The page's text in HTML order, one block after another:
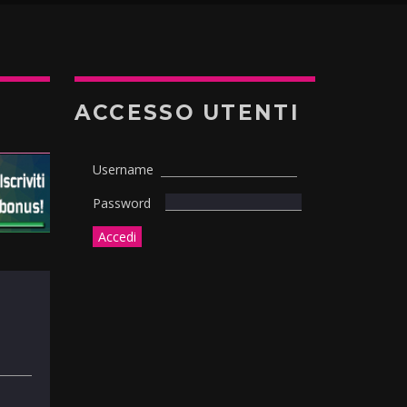
ACCESSO UTENTI
Username
Password